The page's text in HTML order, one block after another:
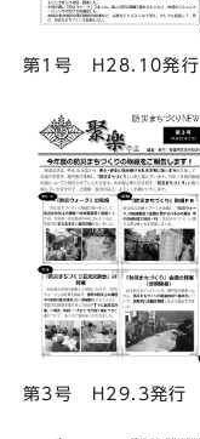
第1号 H28.10発行
第3号 H29.3発行